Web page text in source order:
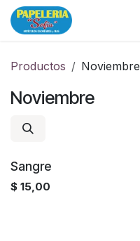
Ir al contenido
Productos Noviembre
Noviembre
Sangre
$ 15,00